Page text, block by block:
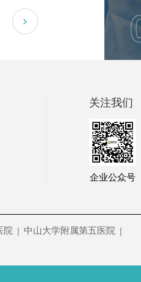
关注我们
企业公众号
院 | 中山大学附属第五医院 |